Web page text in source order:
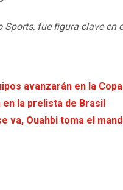
Sports, fue figura clave
avanzarán en la
la prelista de Brasil
va, Ouahbi toma el